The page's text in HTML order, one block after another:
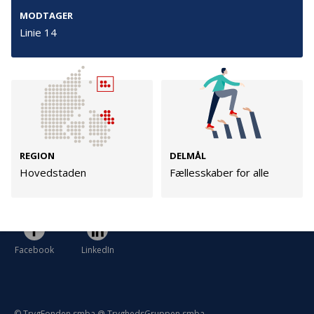
MODTAGER
Linie 14
REGION
Hovedstaden
DELMÅL
Fællesskaber for alle
Følg os
TryghedsGruppen
Facebook
Facebook LinkedIn